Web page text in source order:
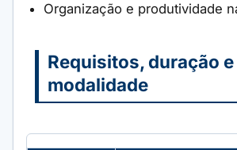
Organização e produtividade
Requisitos, duração e
modalidade